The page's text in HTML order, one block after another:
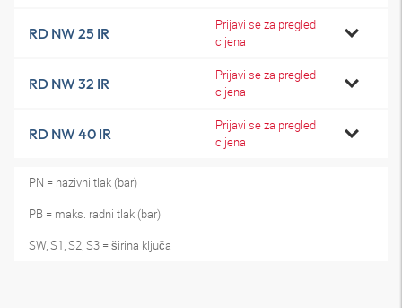
RD NW 25 IR
Prijavi se za pregled
cijena
RD NW 32 IR
Prijavi se za pregled
cijena
RD NW 40 IR
Prijavi se za pregled
cijena
PN = nazivni tlak (bar)
PB = maks. radni tlak (bar)
SW, S1, S2, S3 = širina ključa